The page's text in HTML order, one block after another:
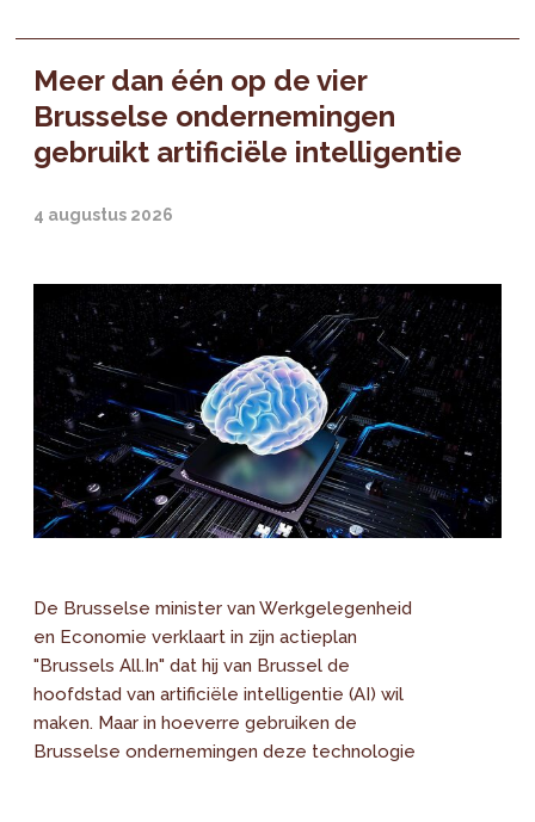
Meer dan één op de vier
Brusselse ondernemingen
gebruikt artificiële intelligentie
4 augustus 2026
De Brusselse minister van Werkgelegenheid
en Economie verklaart in zijn actieplan
"Brussels All.In" dat hij van Brussel de
hoofdstad van artificiële intelligentie (AI) wil
maken. Maar in hoeverre gebruiken de
Brusselse ondernemingen deze technologie